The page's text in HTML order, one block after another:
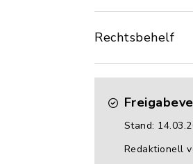
Rechtsbehelf
Stand:
Redaktionell